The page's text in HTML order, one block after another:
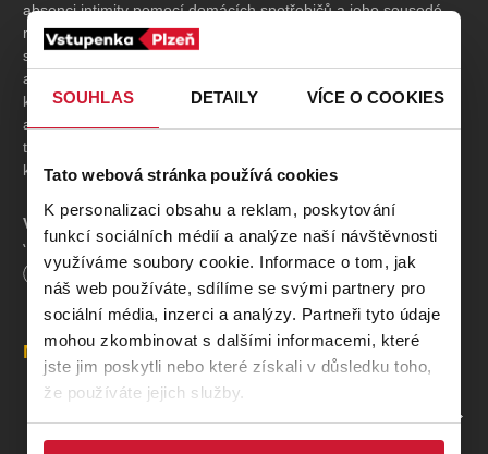
SOUHLAS DETAILY VÍCE O COOKIES
Tato webová stránka používá cookies
K personalizaci obsahu a reklam, poskytování
funkcí sociálních médií a analýze naší návštěvnosti
využíváme soubory cookie. Informace o tom, jak
náš web používáte, sdílíme se svými partnery pro
sociální média, inzerci a analýzy. Partneři tyto údaje
mohou zkombinovat s dalšími informacemi, které
jste jim poskytli nebo které získali v důsledku toho,
že používáte jejich služby.
absenci intimity pomocí domácích spotřebičů a jeho sousedé
mu platí za to, že se na ně dívá. Ani Petrovi rodiče nejsou zcela
standardní. Dominantní matka je posedlá dobročinností
a submisivní otec, který kdysi namlouval komentáře
k socialistickým týdeníkům je v rozkoukávající se demokracii
a nefunkčním vztahu tak nějak ztracený. A když se k tomu přidá
trocha černé magie, kolotoč komických situací plných absurdity
každodenního obyčejného šílenství se rozjíždí...
V přírodních
prostorách zámeckého parku rodiny Lobkowiczů
v
Křimicích.
Autor:Petr Zelenka
Režie: Michaela Adámková
Délka
Místa